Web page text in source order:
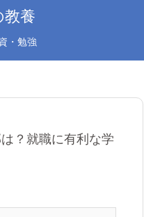
教養
・勉強
？就職に有利な学